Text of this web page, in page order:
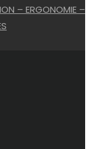
– ERGONOMIE –